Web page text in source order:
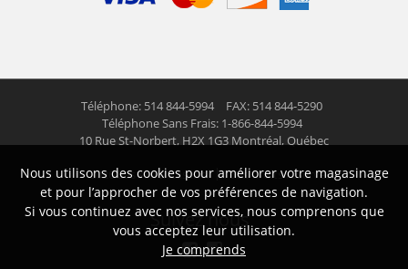
Téléphone: 514 844-5994
FAX: 514 844-5290
Téléphone Sans Frais: 1-866-844-5994
10 Rue St-Norbert, H2X 1G3 Montréal, Québec
© 2026 Las Americas inc. Tous droits réservés
Suivez nous
Nous utilisons des cookies pour améliorer votre magasinage
et pour l’approcher de vos préférences de navigation.
Si vous continuez avec nos services, nous comprenons que
vous acceptez leur utilisation.
Je comprends